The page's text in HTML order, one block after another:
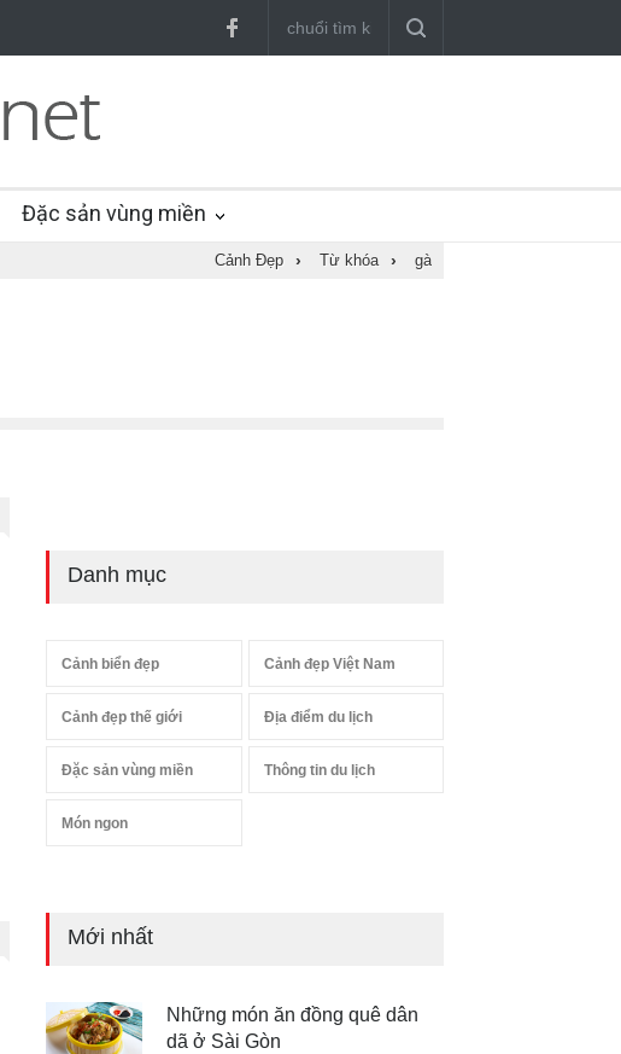
Đặc sản vùng miền
Cảnh Đẹp › Từ khóa › gà
Danh mục
Cảnh biển đẹp Cảnh đẹp Việt Nam
Cảnh đẹp thế giới Địa điểm du lịch
Đặc sản vùng miền Thông tin du lịch
Món ngon
Mới nhất
Những món ăn đồng quê dân
dã ở Sài Gòn